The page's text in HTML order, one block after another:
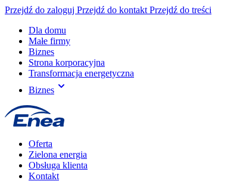
Przejdź do zaloguj Przejdź do kontakt Przejdź do treści
Dla domu
Małe firmy
Biznes
Strona korporacyjna
Transformacja energetyczna
Biznes
Oferta
Zielona energia
Obsługa klienta
Kontakt